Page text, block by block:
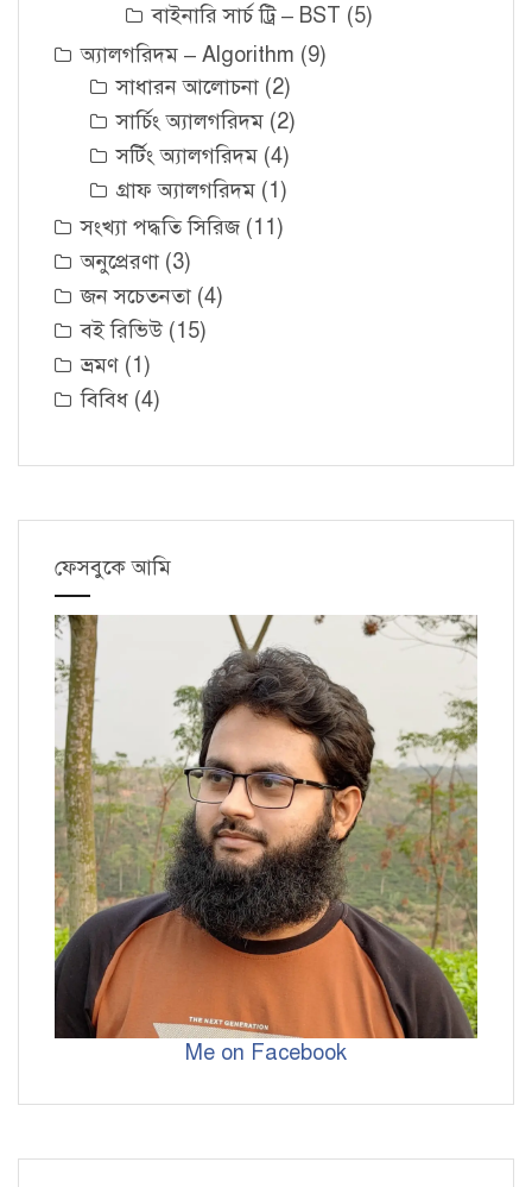
বাইনারি সার্চ ট্রি – BST (5)
অ্যালগরিদম – Algorithm (9)
সাধারন আলোচনা (2)
সার্চিং অ্যালগরিদম (2)
সর্টিং অ্যালগরিদম (4)
গ্রাফ অ্যালগরিদম (1)
সংখ্যা পদ্ধতি সিরিজ (11)
অনুপ্রেরণা (3)
জন সচেতনতা (4)
বই রিভিউ (15)
ভ্রমণ (1)
বিবিধ (4)
ফেসবুকে আমি
Me on Facebook